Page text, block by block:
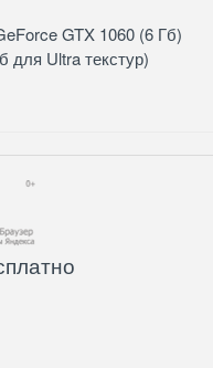
GTX 1060 (6 Гб)
для Ultra текстур)